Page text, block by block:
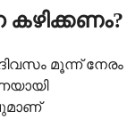
മൂന്ന് നേരം